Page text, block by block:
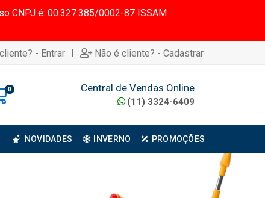
CNPJ é: 00.327.385/0002-87 ISSAM
- Entrar | Não é cliente? - Cadastrar
0 Central de Vendas Online
(11) 3324-6409
NOVIDADES INVERNO PROMOÇÕES